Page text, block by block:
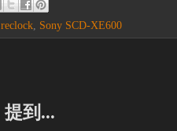
reclock Sony SCD-XE600
提到...